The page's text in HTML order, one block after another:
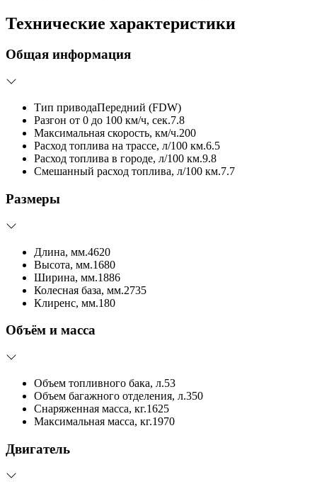
Технические характеристики
Общая информация
Тип приводаПередний (FDW)
Разгон от 0 до 100 км/ч, сек.7.8
Максимальная скорость, км/ч.200
Расход топлива на трассе, л/100 км.6.5
Расход топлива в городе, л/100 км.9.8
Смешанный расход топлива, л/100 км.7.7
Размеры
Длина, мм.4620
Высота, мм.1680
Ширина, мм.1886
Колесная база, мм.2735
Клиренс, мм.180
Объём и масса
Объем топливного бака, л.53
Объем багажного отделения, л.350
Снаряженная масса, кг.1625
Максимальная масса, кг.1970
Двигатель